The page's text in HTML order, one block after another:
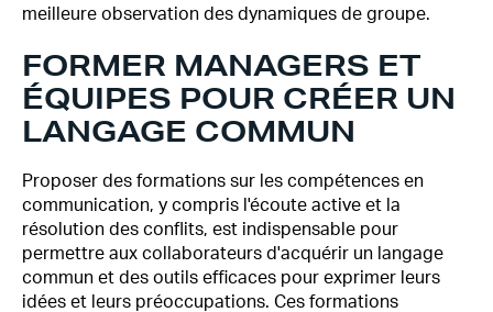
meilleure observation des dynamiques de groupe.
FORMER MANAGERS ET
ÉQUIPES POUR CRÉER UN
LANGAGE COMMUN
Proposer des formations sur les compétences en
communication, y compris l'écoute active et la
résolution des conflits, est indispensable pour
permettre aux collaborateurs d'acquérir un langage
commun et des outils efficaces pour exprimer leurs
idées et leurs préoccupations. Ces formations